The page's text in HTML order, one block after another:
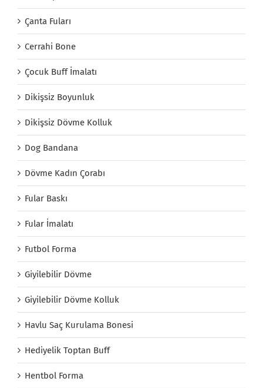
Çanta Fuları
Cerrahi Bone
Çocuk Buff İmalatı
Dikişsiz Boyunluk
Dikişsiz Dövme Kolluk
Dog Bandana
Dövme Kadın Çorabı
Fular Baskı
Fular İmalatı
Futbol Forma
Giyilebilir Dövme
Giyilebilir Dövme Kolluk
Havlu Saç Kurulama Bonesi
Hediyelik Toptan Buff
Hentbol Forma